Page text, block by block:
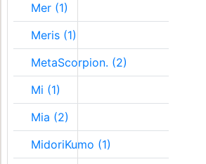
Mer (1)
Meris (1)
MetaScorpion. (2)
Mi (1)
Mia (2)
MidoriKumo (1)